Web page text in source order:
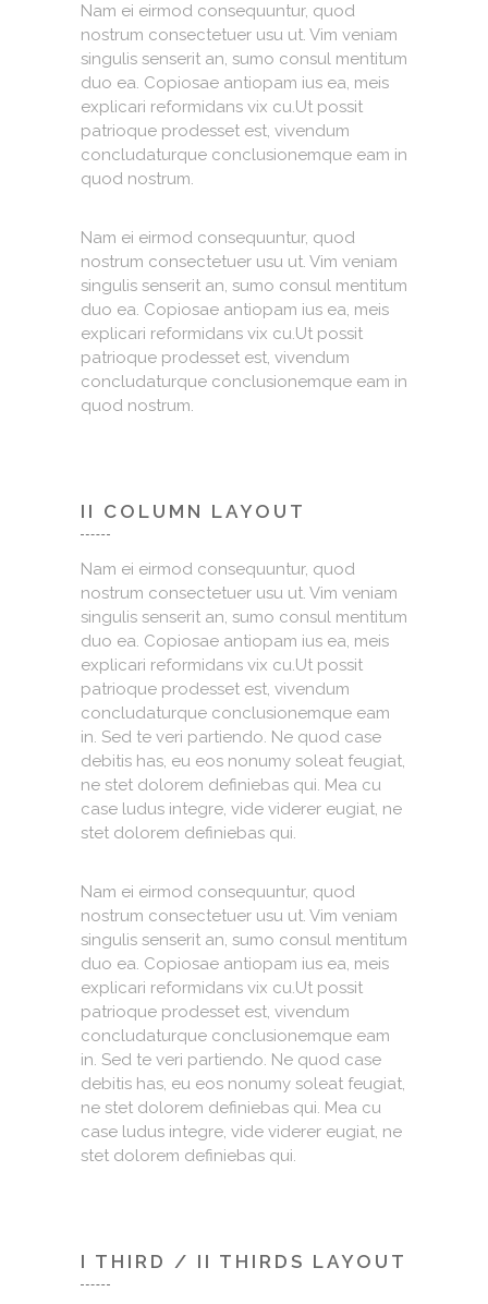
Nam ei eirmod consequuntur, quod
nostrum consectetuer usu ut. Vim veniam
singulis senserit an, sumo consul mentitum
duo ea. Copiosae antiopam ius ea, meis
explicari reformidans vix cu.Ut possit
patrioque prodesset est, vivendum
concludaturque conclusionemque eam in
quod nostrum.
Nam ei eirmod consequuntur, quod
nostrum consectetuer usu ut. Vim veniam
singulis senserit an, sumo consul mentitum
duo ea. Copiosae antiopam ius ea, meis
explicari reformidans vix cu.Ut possit
patrioque prodesset est, vivendum
concludaturque conclusionemque eam in
quod nostrum.
II COLUMN LAYOUT
Nam ei eirmod consequuntur, quod
nostrum consectetuer usu ut. Vim veniam
singulis senserit an, sumo consul mentitum
duo ea. Copiosae antiopam ius ea, meis
explicari reformidans vix cu.Ut possit
patrioque prodesset est, vivendum
concludaturque conclusionemque eam
in. Sed te veri partiendo. Ne quod case
debitis has, eu eos nonumy soleat feugiat,
ne stet dolorem definiebas qui. Mea cu
case ludus integre, vide viderer eugiat, ne
stet dolorem definiebas qui.
Nam ei eirmod consequuntur, quod
nostrum consectetuer usu ut. Vim veniam
singulis senserit an, sumo consul mentitum
duo ea. Copiosae antiopam ius ea, meis
explicari reformidans vix cu.Ut possit
patrioque prodesset est, vivendum
concludaturque conclusionemque eam
in. Sed te veri partiendo. Ne quod case
debitis has, eu eos nonumy soleat feugiat,
ne stet dolorem definiebas qui. Mea cu
case ludus integre, vide viderer eugiat, ne
stet dolorem definiebas qui.
I THIRD / II THIRDS LAYOUT